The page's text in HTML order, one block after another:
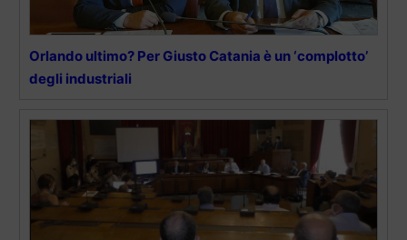
Orlando ultimo? Per Giusto Catania è un ‘complotto’
degli industriali